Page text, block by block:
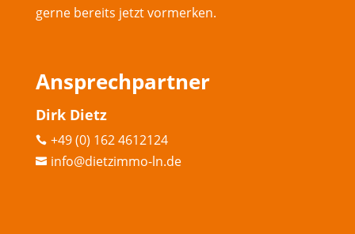
gerne bereits jetzt vormerken.
Ansprechpartner
Dirk Dietz
 +49 (0) 162 4612124
 info@dietzimmo-ln.de